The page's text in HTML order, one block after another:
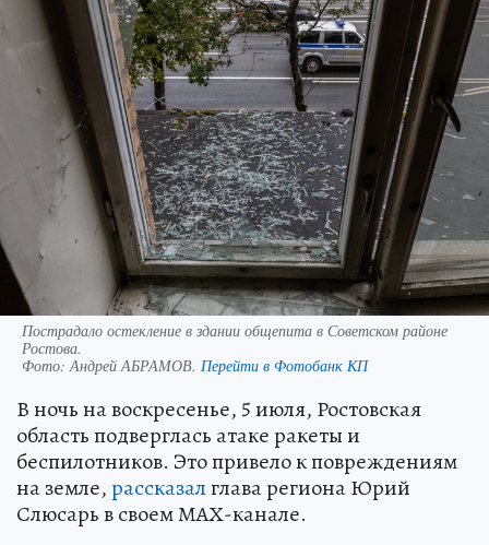
Пострадало остекление в здании общепита в Советском районе
Ростова.
Фото: Андрей АБРАМОВ. Перейти в Фотобанк КП
В ночь на воскресенье, 5 июля, Ростовская
область подверглась атаке ракеты и
беспилотников. Это привело к повреждениям
на земле,рассказалглава региона Юрий
Слюсарь в своем МАХ-канале.